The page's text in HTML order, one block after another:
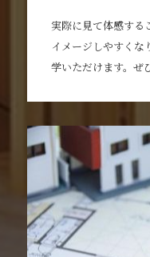
実際に見て体感する
イメージしやすくな
学いただけます。ぜ